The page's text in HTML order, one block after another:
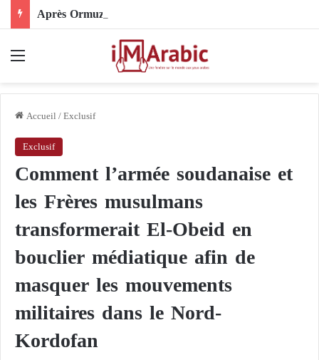
Accueil/Exclusif
Exclusif
Comment l’armée soudanaise et
les Frères musulmans
transformerait El-Obeid en
bouclier médiatique afin de
masquer les mouvements
militaires dans le Nord-
Kordofan